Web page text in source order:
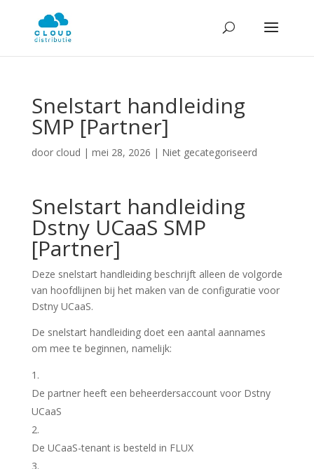
Snelstart handleiding
SMP [Partner]
door cloud | mei 28, 2026 | Niet gecategoriseerd
Snelstart handleiding
Dstny UCaaS SMP
[Partner]
Deze snelstart handleiding beschrijft alleen de volgorde
van hoofdlijnen bij het maken van de configuratie voor
Dstny UCaaS.
De snelstart handleiding doet een aantal aannames
om mee te beginnen, namelijk:
De partner heeft een beheerdersaccount voor Dstny
UCaaS
De UCaaS-tenant is besteld in FLUX